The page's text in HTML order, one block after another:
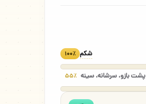
شکم ۱۰۰٪
پشت بازو، سرشانه، سینه ۵۵٪